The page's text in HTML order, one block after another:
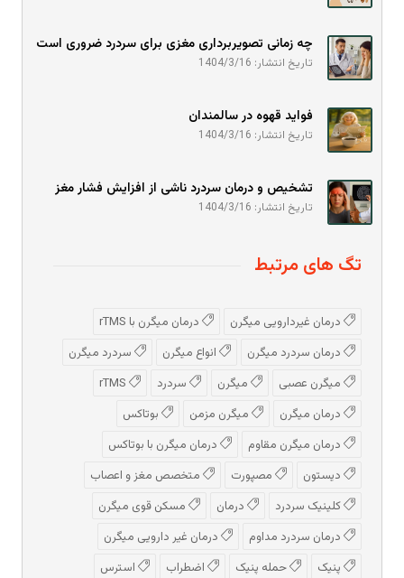
چه زمانی تصویربرداری مغزی برای سردرد ضروری است
تاریخ انتشار: 1404/3/16
فواید قهوه در سالمندان
تاریخ انتشار: 1404/3/16
تشخیص و درمان سردرد ناشی از افزایش فشار مغز
تاریخ انتشار: 1404/3/16
تگ های مرتبط
درمان غیردارویی میگرن
درمان میگرن با rTMS
درمان سردرد میگرن
انواع میگرن
سردرد میگرن
میگرن عصبی
میگرن سردرد
درمان میگرن
میگرن مزمن
بوتاکس
درمان میگرن مقاوم
درمان میگرن با بوتاکس
دیستون
مصپورت
متخصص مغز و اعصاب
کلینیک سردرد
درمان
مسکن قوی میگرن
درمان سردرد مداوم
درمان غیر دارویی میگرن
پنیک
حمله پنیک اضطراب
استرس